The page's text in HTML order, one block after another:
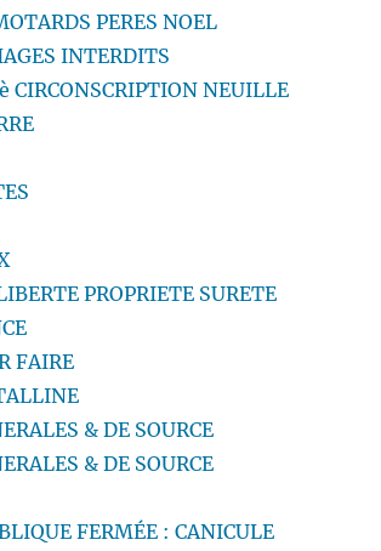
PERES NOEL
INTERDITS
CIRCONSCRIPTION NEUILLE
PROPRIETE SURETE
FAIRE
& DE SOURCE
& DE SOURCE
FERMÉE : CANICULE